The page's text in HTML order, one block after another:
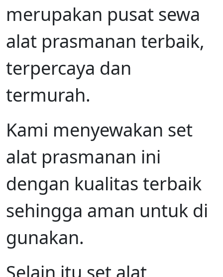
merupakan pusat sewa
alat prasmanan terbaik,
terpercaya dan
termurah.
Kami menyewakan set
alat prasmanan ini
dengan kualitas terbaik
sehingga aman untuk di
gunakan.